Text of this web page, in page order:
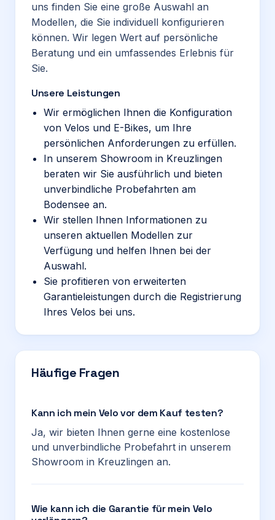
uns finden Sie eine große Auswahl an
Modellen, die Sie individuell konfigurieren
können. Wir legen Wert auf persönliche
Beratung und ein umfassendes Erlebnis für
Sie.
Unsere Leistungen
Wir ermöglichen Ihnen die Konfiguration
von Velos und E-Bikes, um Ihre
persönlichen Anforderungen zu erfüllen.
In unserem Showroom in Kreuzlingen
beraten wir Sie ausführlich und bieten
unverbindliche Probefahrten am
Bodensee an.
Wir stellen Ihnen Informationen zu
unseren aktuellen Modellen zur
Verfügung und helfen Ihnen bei der
Auswahl.
Sie profitieren von erweiterten
Garantieleistungen durch die Registrierung
Ihres Velos bei uns.
Häufige Fragen
Kann ich mein Velo vor dem Kauf testen?
Ja, wir bieten Ihnen gerne eine kostenlose
und unverbindliche Probefahrt in unserem
Showroom in Kreuzlingen an.
Wie kann ich die Garantie für mein Velo